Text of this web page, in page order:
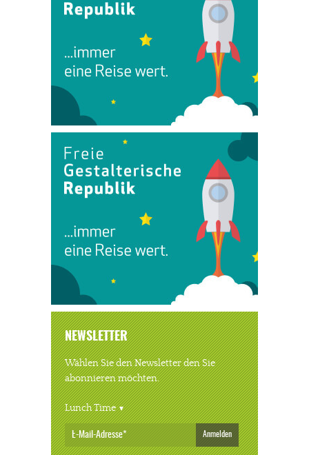
NEWSLETTER
Wählen Sie den Newsletter den Sie
abonnieren möchten.
Lunch Time
Anmelden